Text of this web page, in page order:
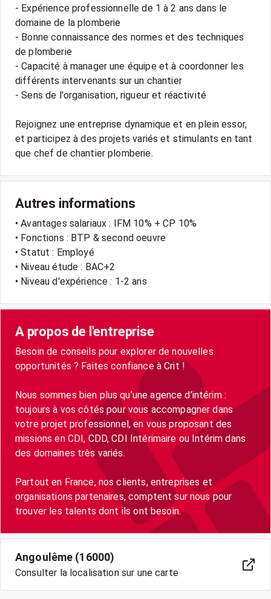
- Expérience professionnelle de 1 à 2 ans dans le
domaine de la plomberie
- Bonne connaissance des normes et des techniques
de plomberie
- Capacité à manager une équipe et à coordonner les
différents intervenants sur un chantier
- Sens de l'organisation, rigueur et réactivité
Rejoignez une entreprise dynamique et en plein essor,
et participez à des projets variés et stimulants en tant
Autres informations
• Avantages salariaux : IFM 10% + CP 10%
• Fonctions : BTP & second oeuvre
• Statut : Employé
• Niveau étude : BAC+2
• Niveau d'expérience : 1-2 ans
A propos de l'entreprise
Besoin de conseils pour explorer de nouvelles
opportunités ? Faites confiance à Crit !
Nous sommes bien plus qu’une agence d’intérim :
toujours à vos côtés pour vous accompagner dans
votre projet professionnel, en vous proposant des
missions en CDI, CDD, CDI Intérimaire ou Intérim dans
des domaines très variés.
Partout en France, nos clients, entreprises et
organisations partenaires, comptent sur nous pour
trouver les talents dont ils ont besoin.
Angoulême (16000)
Consulter la localisation sur une carte